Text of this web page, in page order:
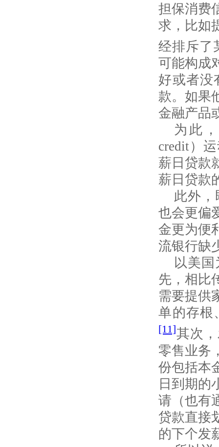
担保消费
求，比如
经排斥了
可能构成
好或者没
款。如果
金融产品
为此
credit）
薪日贷款
薪日贷款
此外
也会更偏
金更为便
流银行缺
以美
先，相比
需要提供
单的存根
[11]其次
零售业务
份包括本
日到期的
请（也有
贷款直接
的下个发